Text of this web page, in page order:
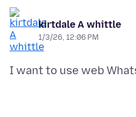
kirtdale A whittle
1/3/26, 12:06 PM